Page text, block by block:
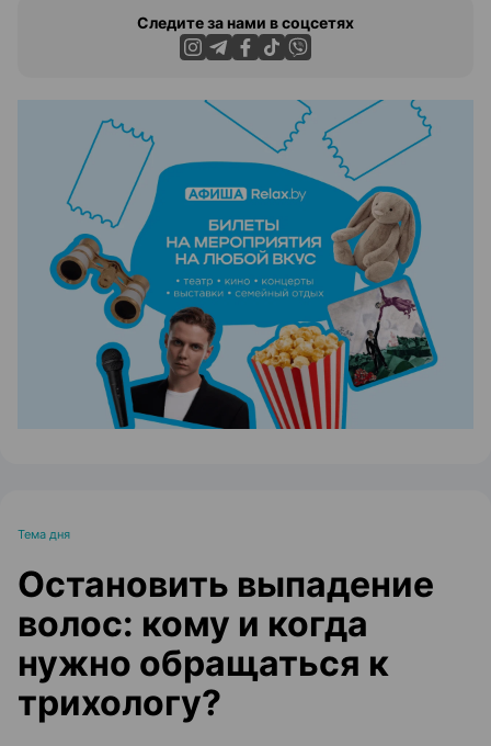
Следите за нами в соцсетях
ЭФФЕКТИВНАЯ РЕКЛАМА НА САЙТЕ
Тема дня
Остановить выпадение
волос: кому и когда
нужно обращаться к
трихологу?